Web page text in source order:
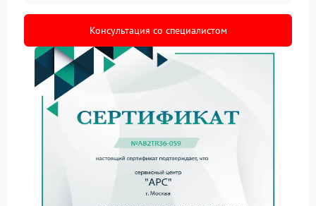
частичное отсутствие подсветки;
несоответствие сигналов реальному состоянию.
В подобных случаях ремонт APC требуется для
устранения причин и возврата нормальной работы
панели.
Причины и рекомендации
Проблема может быть связана с износом элементов
платы, перегревом или нарушением контактов.
Чтобы снизить риск возникновения неисправности,
Консультация со специалистом